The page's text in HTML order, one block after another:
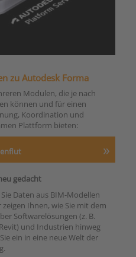
zu Autodesk Forma
Modulen, die je nach
können und für einen
Koordination und
Plattform bieten:
gedacht
Daten aus BIM-Modellen
Ihnen, wie Sie mit dem
Softwarelösungen (z. B.
und Industrien hinweg
ein in eine neue Welt der